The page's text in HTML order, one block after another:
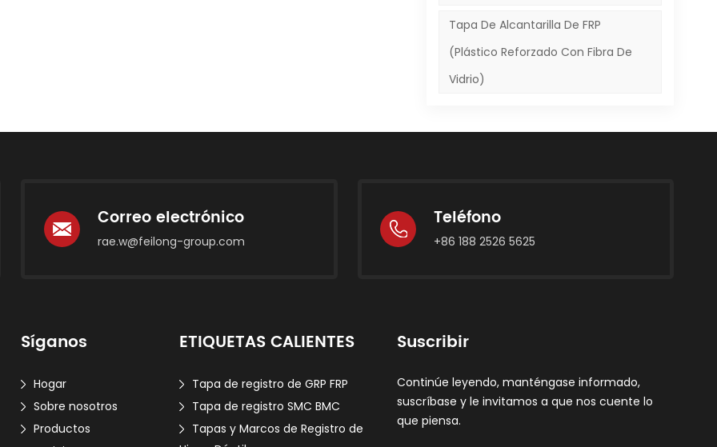
Tapa De Alcantarilla De FRP
(plástico Reforzado Con Fibra De
Vidrio)
Correo electrónico
rae.w@feilong-group.com
Teléfono
+86 188 2526 5625
Síganos
Hogar
Sobre nosotros
Productos
ETIQUETAS CALIENTES
Tapa de registro de GRP FRP
Tapa de registro SMC BMC
Tapas y Marcos de Registro de
Suscribir
Continúe leyendo, manténgase informado,
suscríbase y le invitamos a que nos cuente lo
que piensa.